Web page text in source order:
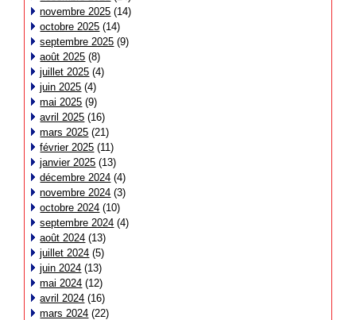
novembre 2025 (14)
octobre 2025 (14)
septembre 2025 (9)
août 2025 (8)
juillet 2025 (4)
juin 2025 (4)
mai 2025 (9)
avril 2025 (16)
mars 2025 (21)
février 2025 (11)
janvier 2025 (13)
décembre 2024 (4)
novembre 2024 (3)
octobre 2024 (10)
septembre 2024 (4)
août 2024 (13)
juillet 2024 (5)
juin 2024 (13)
mai 2024 (12)
avril 2024 (16)
mars 2024 (22)